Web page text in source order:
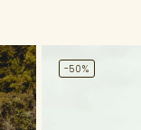
-50%